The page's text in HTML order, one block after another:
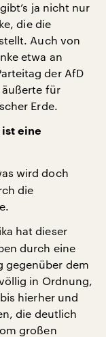
ja nicht nur
die die
Auch von
etwa an
der AfD
äußerte für
Erde.
ist eine
wird doch
die
hat dieser
durch eine
gegenüber dem
in Ordnung,
hierher und
die deutlich
großen